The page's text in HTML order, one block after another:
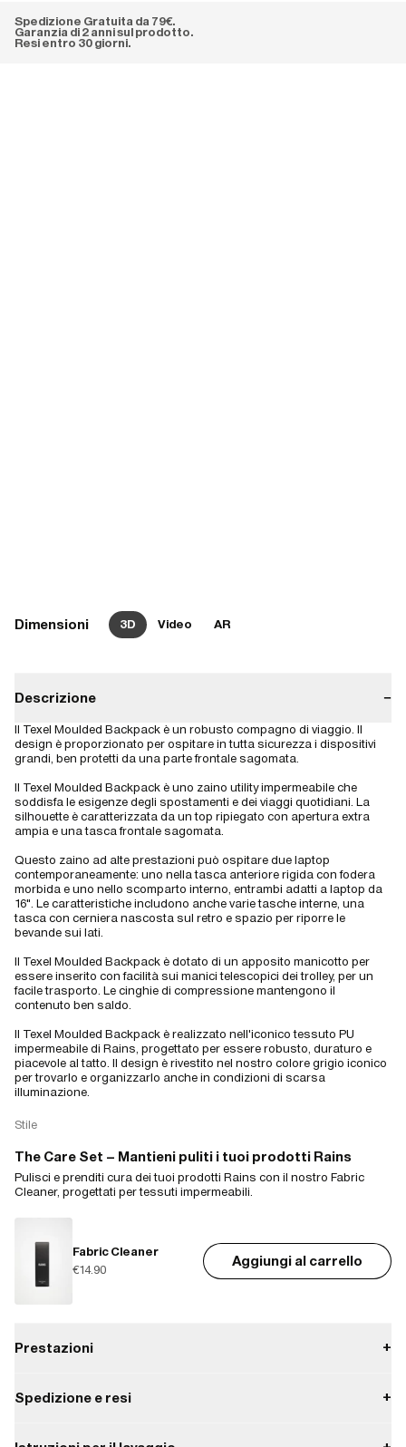
Spedizione Gratuita da 79€.
Garanzia di 2 anni sul prodotto.
Resi entro 30 giorni.
Dimensioni 3D Video AR
Descrizione −
Il Texel Moulded Backpack è un robusto compagno di viaggio. Il
design è proporzionato per ospitare in tutta sicurezza i dispositivi
grandi, ben protetti da una parte frontale sagomata.
Il Texel Moulded Backpack è uno zaino utility impermeabile che
soddisfa le esigenze degli spostamenti e dei viaggi quotidiani. La
silhouette è caratterizzata da un top ripiegato con apertura extra
ampia e una tasca frontale sagomata.
Questo zaino ad alte prestazioni può ospitare due laptop
contemporaneamente: uno nella tasca anteriore rigida con fodera
morbida e uno nello scomparto interno, entrambi adatti a laptop da
16". Le caratteristiche includono anche varie tasche interne, una
tasca con cerniera nascosta sul retro e spazio per riporre le
bevande sui lati.
Il Texel Moulded Backpack è dotato di un apposito manicotto per
essere inserito con facilità sui manici telescopici dei trolley, per un
facile trasporto. Le cinghie di compressione mantengono il
contenuto ben saldo.
Il Texel Moulded Backpack è realizzato nell'iconico tessuto PU
impermeabile di Rains, progettato per essere robusto, duraturo e
piacevole al tatto. Il design è rivestito nel nostro colore grigio iconico
per trovarlo e organizzarlo anche in condizioni di scarsa
illuminazione.
Stile
The Care Set – Mantieni puliti i tuoi prodotti Rains
Pulisci e prenditi cura dei tuoi prodotti Rains con il nostro Fabric
Cleaner, progettati per tessuti impermeabili.
Fabric Cleaner
€14.90
Aggiungi al carrello
Prestazioni +
Spedizione e resi +